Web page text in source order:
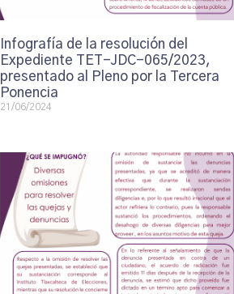
Infografía de la resolución del
Expediente TET-JDC-065/2023,
presentado al Pleno por la Tercera
Ponencia
21/06/2024